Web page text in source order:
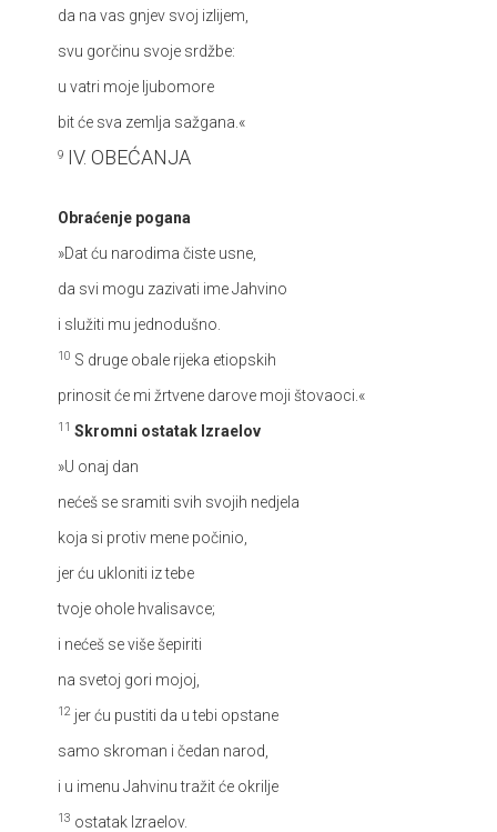
da na vas gnjev svoj izlijem,
svu gorčinu svoje srdžbe:
u vatri moje ljubomore
bit će sva zemlja sažgana.«
9 IV. OBEĆANJA
Obraćenje pogana
»Dat ću narodima čiste usne,
da svi mogu zazivati ime Jahvino
i služiti mu jednodušno.
10 S druge obale rijeka etiopskih
prinosit će mi žrtvene darove moji štovaoci.«
11 Skromni ostatak Izraelov
»U onaj dan
nećeš se sramiti svih svojih nedjela
koja si protiv mene počinio,
jer ću ukloniti iz tebe
tvoje ohole hvalisavce;
i nećeš se više šepiriti
na svetoj gori mojoj,
12 jer ću pustiti da u tebi opstane
samo skroman i čedan narod,
i u imenu Jahvinu tražit će okrilje
13 ostatak Izraelov.